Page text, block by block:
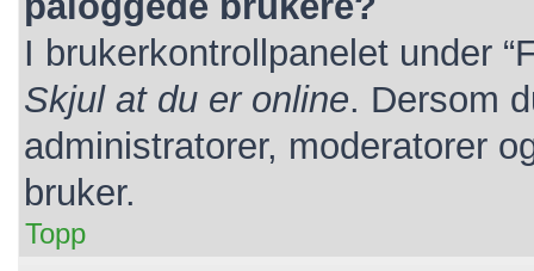
I brukerkontrollpanelet under
Skjul at du er online. Dersom
administratorer, moderatorer
bruker.
Topp